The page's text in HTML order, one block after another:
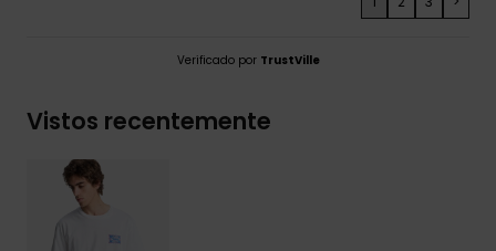
Verificado por TrustVille
Vistos recentemente